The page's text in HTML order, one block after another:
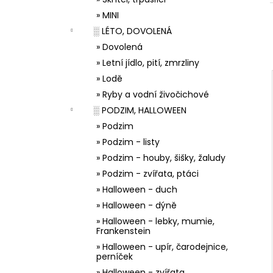
» MINI
░ LÉTO, DOVOLENÁ
» Dovolená
» Letní jídlo, pití, zmrzliny
» Lodě
» Ryby a vodní živočichové
░ PODZIM, HALLOWEEN
» Podzim
» Podzim - listy
» Podzim - houby, šišky, žaludy
» Podzim - zvířata, ptáci
» Halloween - duch
» Halloween - dýně
» Halloween - lebky, mumie,
Frankenstein
» Halloween - upír, čarodejnice,
perníček
33001 ZDOBÍCÍ SÁČEK